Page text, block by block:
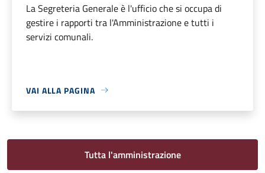
La Segreteria Generale è l'ufficio che si occupa di
gestire i rapporti tra l'Amministrazione e tutti i
servizi comunali.
VAI ALLA PAGINA
Tutta l'amministrazione